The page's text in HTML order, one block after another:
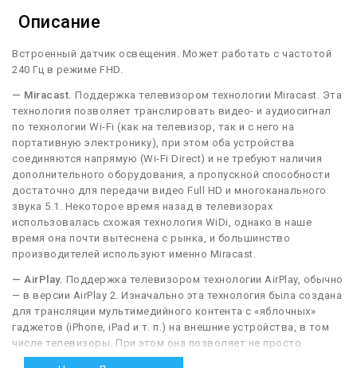
Описание
Встроенный датчик освещения. Может работать с частотой
240 Гц в режиме FHD.
— Miracast. Поддержка телевизором технологии Miracast. Эта
технология позволяет транслировать видео- и аудиосигнал
по технологии Wi-Fi (как на телевизор, так и с него на
портативную электронику), при этом оба устройства
соединяются напрямую (Wi-Fi Direct) и не требуют наличия
дополнительного оборудования, а пропускной способности
достаточно для передачи видео Full HD и многоканального
звука 5.1. Некоторое время назад в телевизорах
использовалась схожая технология WiDi, однако в наше
время она почти вытеснена с рынка, и большинство
производителей используют именно Miracast.
— AirPlay. Поддержка телевизором технологии AirPlay, обычно
— в версии AirPlay 2. Изначально эта технология была создана
для трансляции мультимедийного контента с «яблочных»
гаджетов (iPhone, iPad и т. п.) на внешние устройства, в том
числе телевизоры. При этом она позволяет не просто
воспроизводить подобный контент, но также даёт множество